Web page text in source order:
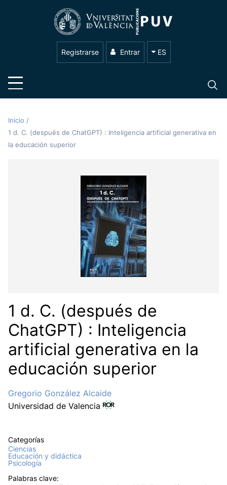
Registrarse Entrar ES
Inicio /
1 d. C. (después de ChatGPT) : Inteligencia artificial generativa en
la educación superior
1 d. C. (después de
ChatGPT) : Inteligencia
artificial generativa en la
educación superior
Gregorio González Alcaide
Universidad de Valencia
Categorías
Ciencias
Educación y didáctica
Psicología
Palabras clave: